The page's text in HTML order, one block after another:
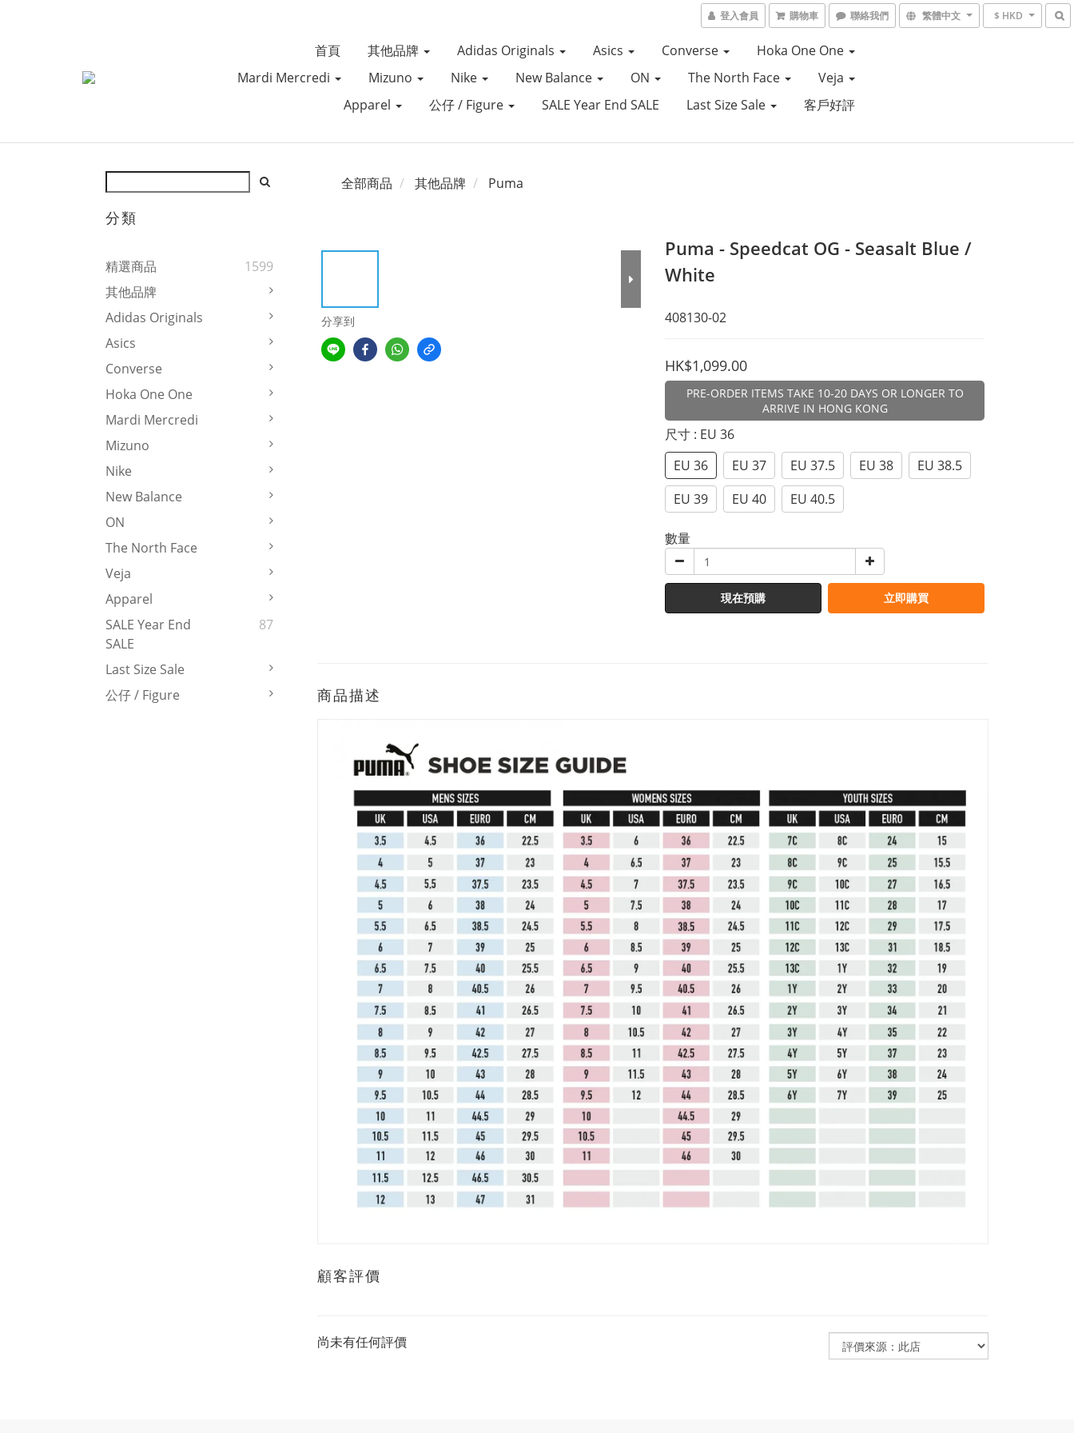
登入會員 購物車 聯絡我們 繁體中文 $ HKD
首頁 其他品牌 Adidas Originals Asics Converse
Hoka One One
Mardi Mercredi
Mizuno Nike New Balance ON The North Face
Veja
Apparel
公仔 / Figure SALE Year End SALE Last Size Sale 客戶好評
分類
精選商品
1599
其他品牌
Adidas Originals
Asics
Converse
Hoka One One
Mardi Mercredi
Mizuno
Nike
New Balance
ON
The North Face
Veja
Apparel
SALE Year End
SALE
87
Last Size Sale
公仔 / Figure
全部商品 其他品牌 Puma
分享到
Puma - Speedcat OG - Seasalt Blue /
White
408130-02
HK$1,099.00
PRE-ORDER ITEMS TAKE 10-20 DAYS OR LONGER TO
ARRIVE IN HONG KONG
尺寸 : EU 36
EU 36
EU 37 EU 37.5 EU 38
EU 38.5
EU 39
EU 40 EU 40.5
數量
現在預購 立即購買
商品描述
顧客評價
尚未有任何評價